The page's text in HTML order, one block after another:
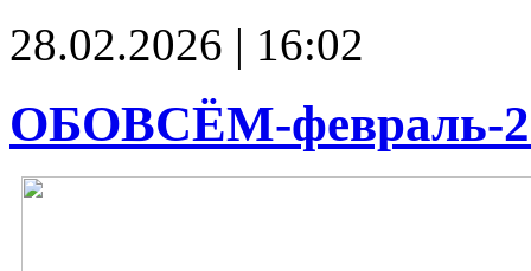
28.02.2026 | 16:02
ОБОВСЁМ-февраль-